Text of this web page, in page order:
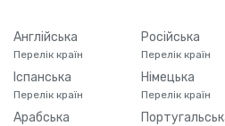
Англійська
Перелік країн
Російська
Перелік країн
Іспанська
Перелік країн
Німецька
Перелік країн
Арабська